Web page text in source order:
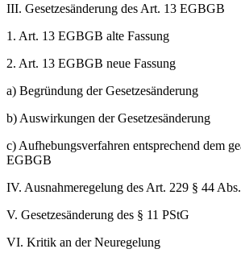
III. Gesetzesänderung des Art. 13 EGBGB
1. Art. 13 EGBGB alte Fassung
2. Art. 13 EGBGB neue Fassung
a) Begründung der Gesetzesänderung
b) Auswirkungen der Gesetzesänderung
c) Aufhebungsverfahren entsprechend dem
EGBGB
IV. Ausnahmeregelung des Art. 229 § 44
V. Gesetzesänderung des § 11 PStG
VI. Kritik an der Neuregelung